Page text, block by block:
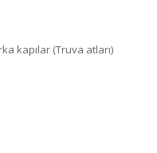
kapılar (Truva atları)